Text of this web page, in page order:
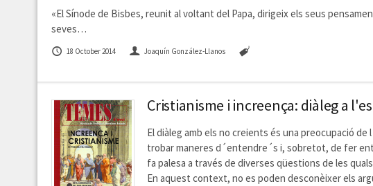
«El Sínode de Bisbes, reunit al voltant del Papa, dirigeix els seus
seves…
18 October 2014 Joaquín González-Llanos
Cristianisme i increença: diàleg a
El diàleg amb els no creients és una preocupació
trobar maneres d´entendre´s i, sobretot, de fer
fa palesa a través de diverses qüestions de les
En aquest context, no es poden desconèixer els